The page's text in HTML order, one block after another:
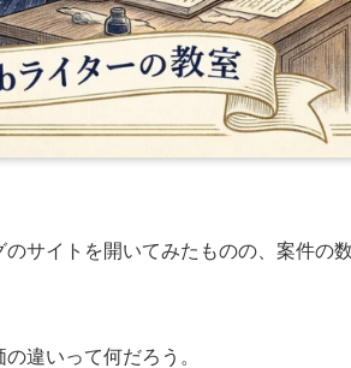
のサイトを開いてみたものの、案件の
違いって何だろう。